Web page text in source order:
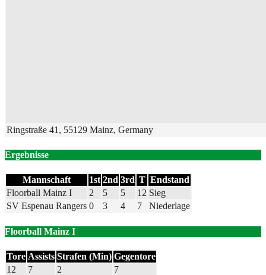
Ringstraße 41, 55129 Mainz, Germany
Ergebnisse
Mannschaft 1st 2nd 3rd T Endstand
Floorball Mainz I
2 5 5 12 Sieg
SV Espenau Rangers 0 3 4 7 Niederlage
Floorball Mainz I
Tore Assists Strafen (Min) Gegentore
12
7 2 7